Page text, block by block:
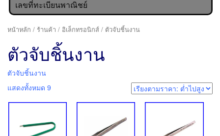
เลขที่ทะเบียนพาณิชย์
หน้าหลัก / ร้านค้า / อิเล็กทรอนิกส์ / ตัวจับชิ้นงาน
ตัวจับชิ้นงาน
ตัวจับชิ้นงาน
แสดงทั้งหมด 9